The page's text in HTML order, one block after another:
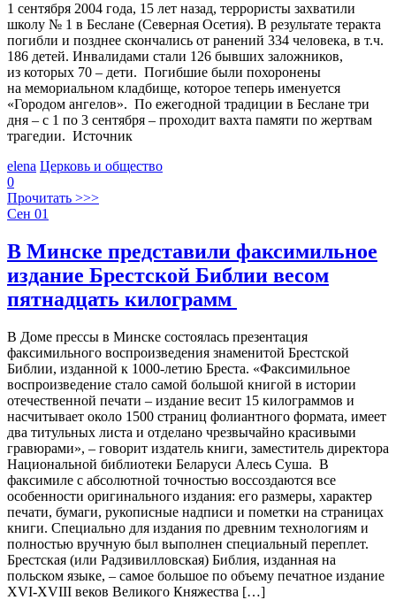
1 сентября 2004 года, 15 лет назад, террористы захватили
школу № 1 в Беслане (Северная Осетия). В результате теракта
погибли и позднее скончались от ранений 334 человека, в т.ч.
186 детей. Инвалидами стали 126 бывших заложников,
из которых 70 – дети. Погибшие были похоронены
на мемориальном кладбище, которое теперь именуется
«Городом ангелов». По ежегодной традиции в Беслане три
дня – с 1 по 3 сентября – проходит вахта памяти по жертвам
трагедии. Источник
elena Церковь и общество
0
Прочитать >>>
Сен 01
В Минске представили факсимильное
издание Брестской Библии весом
пятнадцать килограмм
В Доме прессы в Минске состоялась презентация
факсимильного воспроизведения знаменитой Брестской
Библии, изданной к 1000-летию Бреста. «Факсимильное
воспроизведение стало самой большой книгой в истории
отечественной печати – издание весит 15 килограммов и
насчитывает около 1500 страниц фолиантного формата, имеет
два титульных листа и отделано чрезвычайно красивыми
гравюрами», – говорит издатель книги, заместитель директора
Национальной библиотеки Беларуси Алесь Суша. В
факсимиле с абсолютной точностью воссоздаются все
особенности оригинального издания: его размеры, характер
печати, бумаги, рукописные надписи и пометки на страницах
книги. Специально для издания по древним технологиям и
полностью вручную был выполнен специальный переплет.
Брестская (или Радзивилловская) Библия, изданная на
польском языке, – самое большое по объему печатное издание
ХVI-ХVIІІ веков Великого Княжества […]